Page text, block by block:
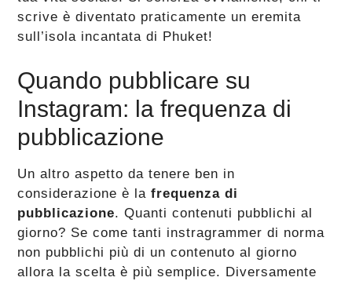
scrive è diventato praticamente un eremita
sull’isola incantata di Phuket!
Quando pubblicare su
Instagram: la frequenza di
pubblicazione
Un altro aspetto da tenere ben in
considerazione è lafrequenza di
pubblicazione. Quanti contenuti pubblichi al
giorno? Se come tanti instragrammer di norma
non pubblichi più di un contenuto al giorno
allora la scelta è più semplice. Diversamente